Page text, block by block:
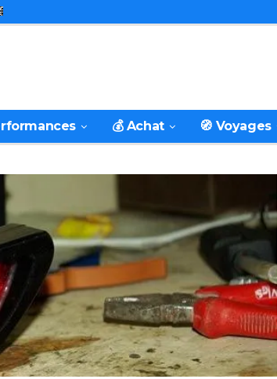
💰 Achat 🧭 Voyages